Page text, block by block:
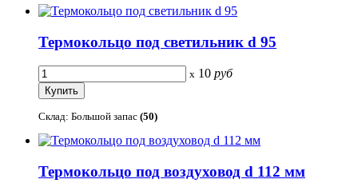
Термокольцо под светильник d 95
x 10 руб
Склад: Большой запас (50)
Термокольцо под воздуховод d 112 мм